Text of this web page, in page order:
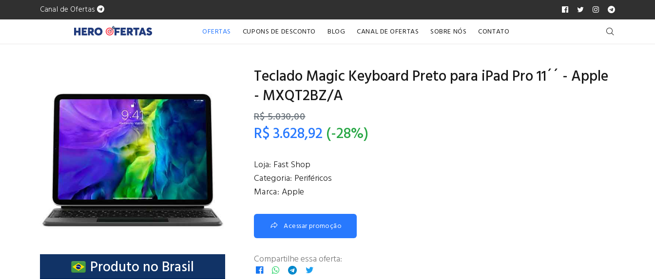
Canal de Ofertas
OFERTAS CUPONS DE DESCONTO BLOG CANAL DE OFERTAS SOBRE NÓS CONTATO
Produto no Brasil
Teclado Magic Keyboard Preto para iPad Pro 11´´ - Apple
- MXQT2BZ/A
R$ 5.030,00
R$ 3.628,92 (-28%)
Loja: Fast Shop
Categoria: Periféricos
Marca: Apple
Acessar promoção
Compartilhe essa oferta: